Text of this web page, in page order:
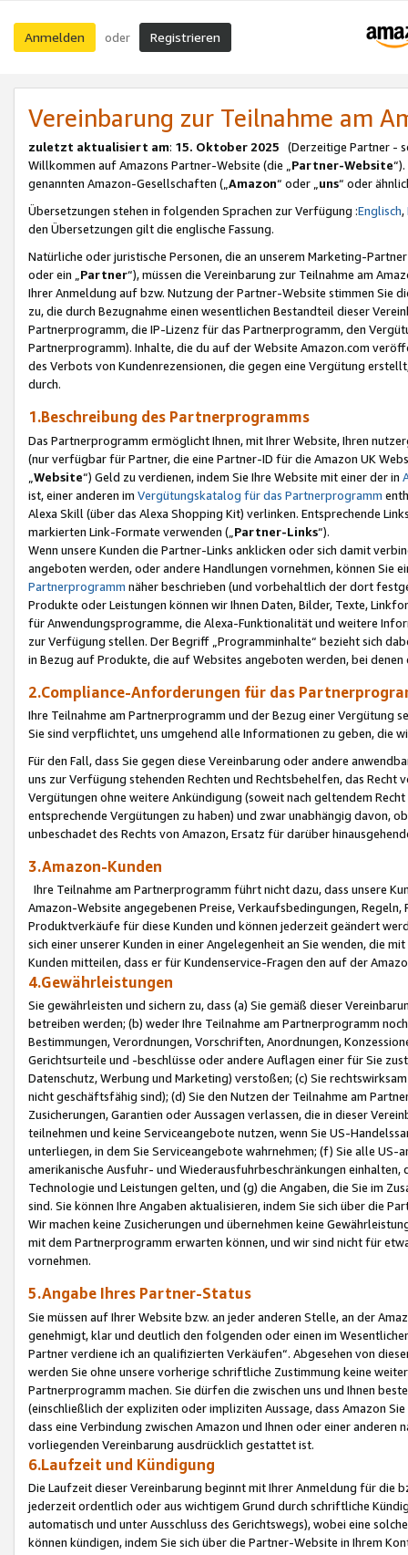
Anmelden oder Registrieren
Vereinbarung zur Teilnahme am
zuletzt aktualisiert am: 15. Oktober 2025 (Derzeitige Partner -
Willkommen auf Amazons Partner-Website (die „Partner-Website
genannten Amazon-Gesellschaften („Amazon“ oder „uns“ oder
Übersetzungen stehen in folgenden Sprachen zur Verfügung :Englisch,
den Übersetzungen gilt die englische Fassung.
Natürliche oder juristische Personen, die an unserem Marketing-
oder ein „Partner“), müssen die Vereinbarung zur Teilnahme am
Ihrer Anmeldung auf bzw. Nutzung der Partner-Website stimmen Sie
zu, die durch Bezugnahme einen wesentlichen Bestandteil dieser
Partnerprogramm, die IP-Lizenz für das Partnerprogramm, den
Partnerprogramm). Inhalte, die du auf der Website Amazon.com
des Verbots von Kundenrezensionen, die gegen eine Vergütung
durch.
1.Beschreibung des Partnerprogramms
Das Partnerprogramm ermöglicht Ihnen, mit Ihrer Website, Ihren
(nur verfügbar für Partner, die eine Partner-ID für die Amazon UK
Website“) Geld zu verdienen, indem Sie Ihre Website mit einer der in
ist, einer anderen im Vergütungskatalog für das Partnerprogramm
Alexa Skill (über das Alexa Shopping Kit) verlinken. Entsprechende
markierten Link-Formate verwenden („ Partner-Links“).
Wenn unsere Kunden die Partner-Links anklicken oder sich damit
angeboten werden, oder andere Handlungen vornehmen, können Sie
Partnerprogramm näher beschrieben (und vorbehaltlich der dort
Produkte oder Leistungen können wir Ihnen Daten, Bilder, Texte,
für Anwendungsprogramme, die Alexa-Funktionalität und weitere
zur Verfügung stellen. Der Begriff „Programminhalte“ bezieht sich
in Bezug auf Produkte, die auf Websites angeboten werden, bei
2.Compliance-Anforderungen für das
Ihre Teilnahme am Partnerprogramm und der Bezug einer Vergütung
Sie sind verpflichtet, uns umgehend alle Informationen zu geben, die
Für den Fall, dass Sie gegen diese Vereinbarung oder andere
uns zur Verfügung stehenden Rechten und Rechtsbehelfen, das
Vergütungen ohne weitere Ankündigung (soweit nach geltendem
entsprechende Vergütungen zu haben) und zwar unabhängig davon,
unbeschadet des Rechts von Amazon, Ersatz für darüber
3.Amazon-Kunden
Ihre Teilnahme am Partnerprogramm führt nicht dazu, dass unsere
Amazon-Website angegebenen Preise, Verkaufsbedingungen,
Produktverkäufe für diese Kunden und können jederzeit geändert
sich einer unserer Kunden in einer Angelegenheit an Sie wenden, die
Kunden mitteilen, dass er für Kundenservice-Fragen den auf der
4.Gewährleistungen
Sie gewährleisten und sichern zu, dass (a) Sie gemäß dieser
betreiben werden; (b) weder Ihre Teilnahme am Partnerprogramm
Bestimmungen, Verordnungen, Vorschriften, Anordnungen,
Gerichtsurteile und -beschlüsse oder andere Auflagen einer für Sie
Datenschutz, Werbung und Marketing) verstoßen; (c) Sie
nicht geschäftsfähig sind); (d) Sie den Nutzen der Teilnahme am
Zusicherungen, Garantien oder Aussagen verlassen, die in dieser
teilnehmen und keine Serviceangebote nutzen, wenn Sie US-
unterliegen, in dem Sie Serviceangebote wahrnehmen; (f) Sie alle
amerikanische Ausfuhr- und Wiederausfuhrbeschränkungen
Technologie und Leistungen gelten, und (g) die Angaben, die Sie im
sind. Sie können Ihre Angaben aktualisieren, indem Sie sich über die
Wir machen keine Zusicherungen und übernehmen keine
mit dem Partnerprogramm erwarten können, und wir sind nicht für
vornehmen.
5.Angabe Ihres Partner-Status
Sie müssen auf Ihrer Website bzw. an jeder anderen Stelle, an der
genehmigt, klar und deutlich den folgenden oder einen im
Partner verdiene ich an qualifizierten Verkäufen“. Abgesehen von
werden Sie ohne unsere vorherige schriftliche Zustimmung keine
Partnerprogramm machen. Sie dürfen die zwischen uns und Ihnen
(einschließlich der expliziten oder impliziten Aussage, dass Amazon
dass eine Verbindung zwischen Amazon und Ihnen oder einer
vorliegenden Vereinbarung ausdrücklich gestattet ist.
6.Laufzeit und Kündigung
Die Laufzeit dieser Vereinbarung beginnt mit Ihrer Anmeldung für die
jederzeit ordentlich oder aus wichtigem Grund durch schriftliche
automatisch und unter Ausschluss des Gerichtswegs), wobei eine
können kündigen, indem Sie sich über die Partner-Website in Ihrem